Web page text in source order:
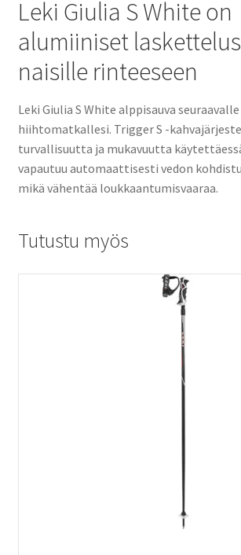
Leki Giulia S White on
alumiiniset
naisille rinteeseen
Leki Giulia S White alppisauva seuraavalle
hiihtomatkallesi. Trigger S -
turvallisuutta ja mukavuutta
vapautuu automaattisesti vedon
mikä vähentää loukkaantumisvaaraa.
Tutustu myös